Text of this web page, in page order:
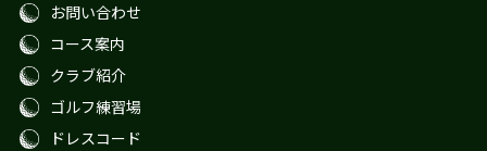
お問い合わせ
コース案内
クラブ紹介
ゴルフ練習場
ドレスコード